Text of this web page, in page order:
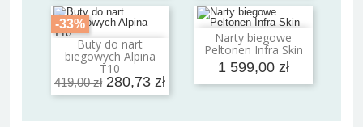
-33%
Buty do nart
biegowych Alpina
T10
419,00 zł 280,73 zł
Dodaj do koszyka
Narty biegowe
Peltonen Infra Skin
1 599,00 zł
Dodaj do koszyka